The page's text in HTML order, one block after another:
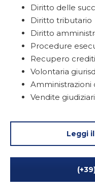
Diritto delle
Diritto tributario
Diritto
Procedure
Recupero crediti
Volontaria
Amministrazioni
Vendite
Leggi